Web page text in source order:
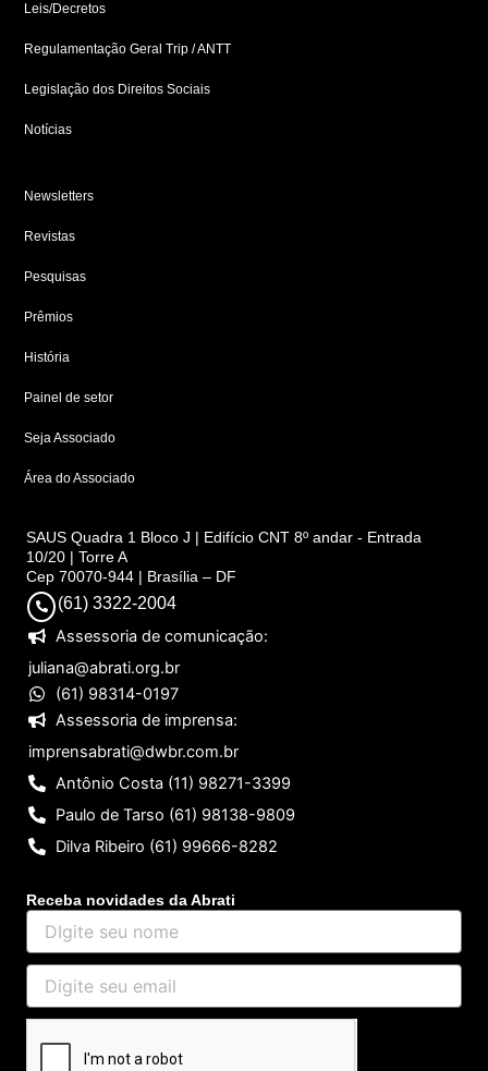
Leis/Decretos
Regulamentação Geral Trip / ANTT
Legislação dos Direitos Sociais
Notícias
Newsletters
Revistas
Pesquisas
Prêmios
História
Painel de setor
Seja Associado
Área do Associado
SAUS Quadra 1 Bloco J | Edifício CNT 8º andar - Entrada
10/20 | Torre A
Cep 70070-944 | Brasília – DF
(61) 3322-2004
Assessoria de comunicação:
juliana@abrati.org.br
(61) 98314-0197
Assessoria de imprensa:
imprensabrati@dwbr.com.br
Antônio Costa (11) 98271-3399
Paulo de Tarso (61) 98138-9809
Dilva Ribeiro (61) 99666-8282
Receba novidades da Abrati
DIgite
seu
nome
Digite
seu
email